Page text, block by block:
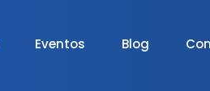
Eventos Blog